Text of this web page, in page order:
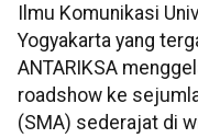
Ilmu Komunikasi
Yogyakarta yang
ANTARIKSA
roadshow ke
(SMA) sederajat di